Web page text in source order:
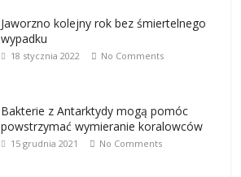
Jaworzno kolejny rok bez śmiertelnego
wypadku
18 stycznia 2022 No Comments
Bakterie z Antarktydy mogą pomóc
powstrzymać wymieranie koralowców
15 grudnia 2021 No Comments